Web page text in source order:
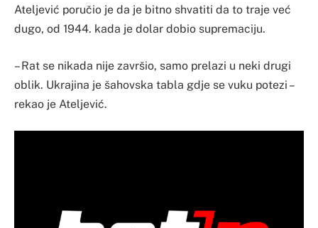
Ateljević poručio je da je bitno shvatiti da to traje već
dugo, od 1944. kada je dolar dobio supremaciju.
– Rat se nikada nije završio, samo prelazi u neki drugi
oblik. Ukrajina je šahovska tabla gdje se vuku potezi –
rekao je Ateljević.